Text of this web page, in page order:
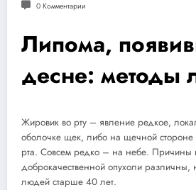
0 Комментарии
Липома,
десне: методы
Жировик во рту – явление редкое,
оболочке щек, либо на щечной стороне
рта. Совсем редко – на небе. Причины
доброкачественной опухоли различны,
людей старше 40 лет.